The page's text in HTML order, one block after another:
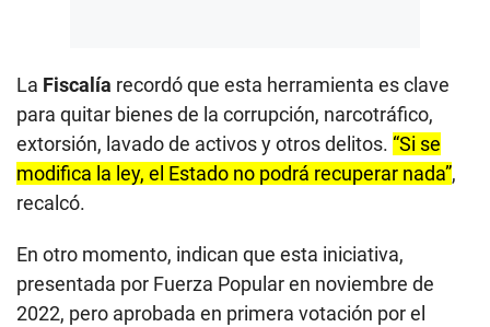
La Fiscalía recordó que esta herramienta es clave
para quitar bienes de la corrupción, narcotráfico,
extorsión, lavado de activos y otros delitos. “Si se
modifica la ley, el Estado no podrá recuperar nada”,
recalcó.
En otro momento, indican que esta iniciativa,
presentada por Fuerza Popular en noviembre de
2022, pero aprobada en primera votación por el